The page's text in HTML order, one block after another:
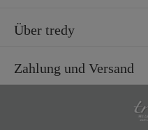
Über tredy
Zahlung und Versand